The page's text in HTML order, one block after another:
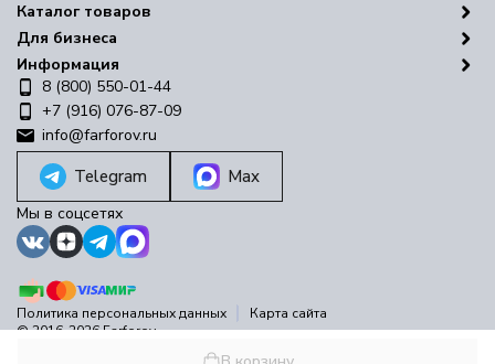
Каталог товаров
Для бизнеса
Информация
8 (800) 550-01-44
+7 (916) 076-87-09
info@farforov.ru
Telegram Max
Мы в соцсетях
Политика персональных данных
Карта сайта
© 2016-2026 Farforov